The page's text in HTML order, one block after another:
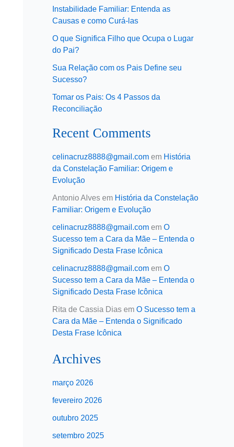
Instabilidade Familiar: Entenda as
Causas e como Curá-las
O que Significa Filho que Ocupa o Lugar
do Pai?
Sua Relação com os Pais Define seu
Sucesso?
Tomar os Pais: Os 4 Passos da
Reconciliação
Recent Comments
celinacruz8888@gmail.com em História
da Constelação Familiar: Origem e
Evolução
Antonio Alves em História da Constelação
Familiar: Origem e Evolução
celinacruz8888@gmail.com em O
Sucesso tem a Cara da Mãe – Entenda o
Significado Desta Frase Icônica
celinacruz8888@gmail.com em O
Sucesso tem a Cara da Mãe – Entenda o
Significado Desta Frase Icônica
Rita de Cassia Dias em O Sucesso tem a
Cara da Mãe – Entenda o Significado
Desta Frase Icônica
Archives
março 2026
fevereiro 2026
outubro 2025
setembro 2025